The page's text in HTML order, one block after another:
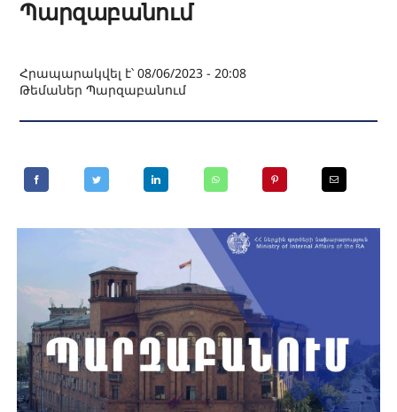
Պարզաբանում
Հրապարակվել է՝ 08/06/2023 - 20:08
ԹեմաներՊարզաբանում